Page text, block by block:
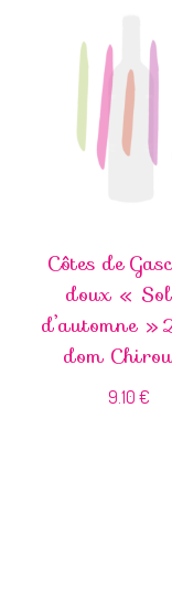
Côtes de
doux «
d’automne
dom
9.10€